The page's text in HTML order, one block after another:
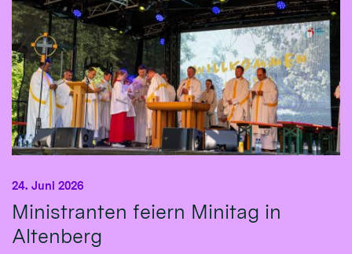
Ministranten feiern Minitag in
Altenberg
24. Juni 2026